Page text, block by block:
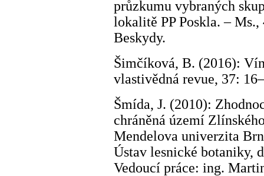
průzkumu vybraných
lokalitě PP Poskla. –
Beskydy.
Šimčíková, B. (2016):
vlastivědná revue, 37:
Šmída, J. (2010):
chráněná území
Mendelova univerzita
Ústav lesnické botaniky,
Vedoucí práce: ing.